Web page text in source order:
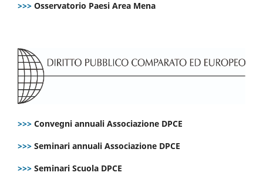
>>> Osservatorio Paesi Area Mena
>>> Convegni annuali Associazione DPCE
>>> Seminari annuali Associazione DPCE
>>> Seminari Scuola DPCE